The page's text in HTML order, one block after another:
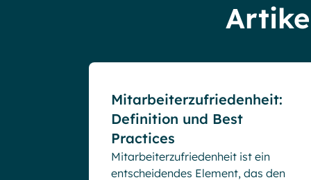
Mitarbeiterzufriedenheit:
Definition und Best
Practices
Mitarbeiterzufriedenheit ist ein
entscheidendes Element, das den